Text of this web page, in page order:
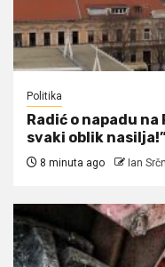
Politika
Radić o napadu
svaki oblik
8 minuta ago Ian